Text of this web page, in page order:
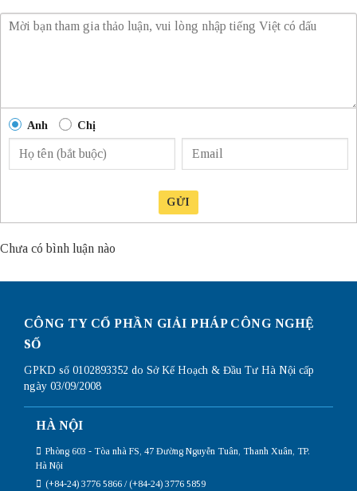
Anh Chị
GỬI
Chưa có bình luận nào
CÔNG TY CỔ PHẦN GIẢI PHÁP CÔNG NGHỆ
SỐ
GPKD số 0102893352 do Sở Kế Hoạch & Đầu Tư Hà Nội cấp
ngày 03/09/2008
HÀ NỘI
Phòng 603 - Tòa nhà FS, 47 Đường Nguyễn Tuân, Thanh Xuân, TP.
Hà Nội
(+84-24) 3776 5866 / (+84-24) 3776 5859